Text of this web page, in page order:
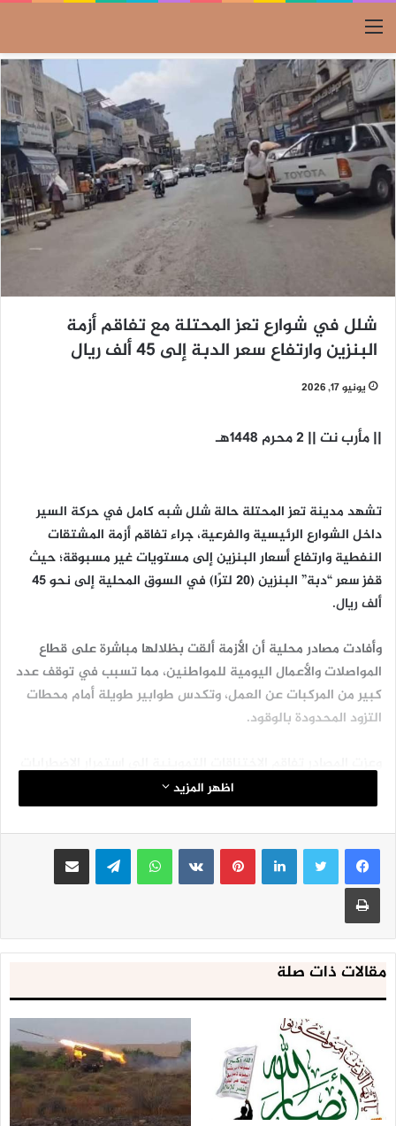
القائمة
شلل في شوارع تعز المحتلة مع تفاقم أزمة
البنزين وارتفاع سعر الدبة إلى 45 ألف ريال
يونيو 17, 2026
|| مأرب نت || 2 محرم 1448هـ
تشهد مدينة تعز المحتلة حالة شلل شبه كامل في حركة السير
داخل الشوارع الرئيسية والفرعية، جراء تفاقم أزمة المشتقات
النفطية وارتفاع أسعار البنزين إلى مستويات غير مسبوقة؛ حيث
قفز سعر “دبة” البنزين (20 لترًا) في السوق المحلية إلى نحو 45
ألف ريال.
وأفادت مصادر محلية أن الأزمة ألقت بظلالها مباشرة على قطاع
المواصلات والأعمال اليومية للمواطنين، مما تسبب في توقف عدد
كبير من المركبات عن العمل، وتكدس طوابير طويلة أمام محطات
التزود المحدودة بالوقود.
في خطوط الإمداد القادمة من منشآت صافر بمحافظة مأرب،
وتصاعد الصعوبات أمام مرور قواطر الوقود والغاز نتيجة التوترات
الأمنية في بعض الطرق، الأمر الذي أحدث نقصًا حادًا في المعروض
السلعي داخل المحافظة.
وفي ظل هذه الأوضاع المعيشية الصعبة، تتصاعد حالة السخط
الشعبي والاحتجاجات بين المواطنين تجاه حكومة المرتزقة، وسط
مطالبات واسعة واعتصامات تدعو إلى سرعة التدخل لوضع حد
للأزمة، وضمان تدفق المشتقات النفطية بانتظام لتخفيف معاناة
السكان اليومية.
اظهر المزيد
لينكدإنبينتيريست واتساب تيلقرام مشاركة عبر البريد
طباعة
مقالات ذات صلة